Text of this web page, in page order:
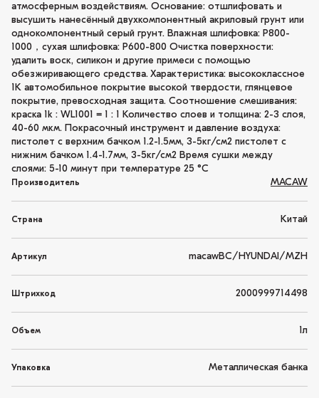
атмосферным воздействиям. Основание: отшлифовать и
высушить нанесённый двухкомпонентный акриловый грунт или
однокомпонентный серый грунт. Влажная шлифовка: P800-
1000，сухая шлифовка: P600-800 Очистка поверхности:
удалить воск, силикон и другие примеси с помощью
обезжиривающего средства. Характеристика: высококлассное
1K автомобильное покрытие высокой твердости, глянцевое
покрытие, превосходная защита. Соотношение смешивания:
краска 1k : WL1001 = 1 : 1 Количество слоев и толщина: 2-3 слоя,
40-60 мкм. Покрасочный инструмент и давление воздуха:
пистолет с верхним бачком 1.2-1.5мм, 3-5кг/см2 пистолет с
нижним бачком 1.4-1.7мм, 3-5кг/см2 Время сушки между
слоями: 5-10 минут при температуре 25 °C
Производитель MACAW
Страна Китай
Артикул macawBC/HYUNDAI/MZH
Штрихкод 2000999714498
Объем 1л
Упаковка Металлическая банка